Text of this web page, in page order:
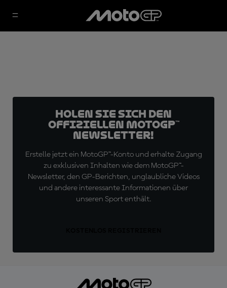
Holen Sie sich den
offiziellen MotoGP™
Newsletter!
Erstelle jetzt ein MotoGP™-Konto und erhalte Zugang
zu exklusiven Inhalten wie dem MotoGP™-
Newsletter, den GP-Berichten, unglaubliche Videos
und andere interessante Informationen über
unseren Sport enthält.